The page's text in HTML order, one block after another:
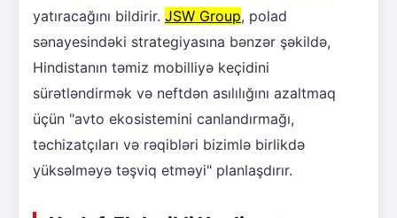
yatıracağını bildirir. JSW Group, polad
sənayesindəki strategiyasına bənzər şəkildə,
Hindistanın təmiz mobilliyə keçidini
sürətləndirmək və neftdən asılılığını azaltmaq
üçün "avto ekosistemini canlandırmağı,
təchizatçıları və rəqibləri bizimlə birlikdə
yüksəlməyə təşviq etməyi" planlaşdırır.